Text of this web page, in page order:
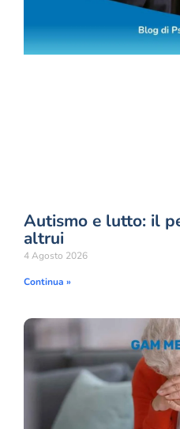
Autismo e lutto: il
altrui
4 Agosto 2026
Continua »